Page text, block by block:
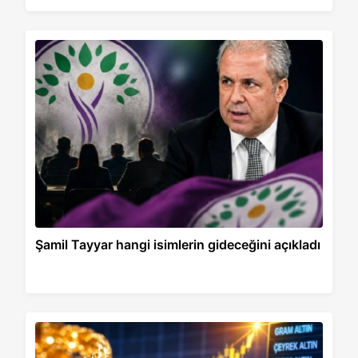
Şamil Tayyar hangi isimlerin gideceğini açıkladı